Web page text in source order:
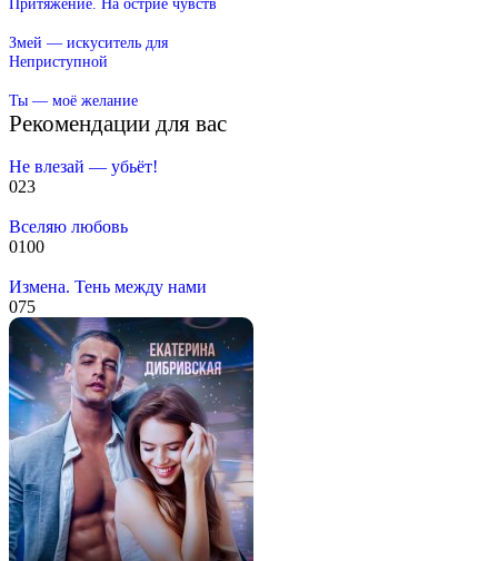
Змей — искуситель для
Неприступной
Ты — моё желание
Рекомендации для вас
Не влезай — убьёт!
023
Вселяю любовь
0100
Измена. Тень между нами
075